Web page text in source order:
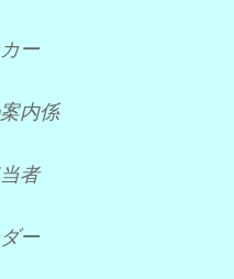
ー
内係
者
ー